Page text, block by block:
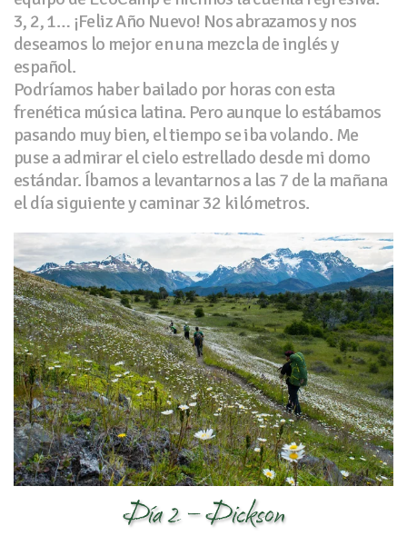
3, 2, 1… ¡Feliz Año Nuevo! Nos abrazamos y nos
deseamos lo mejor en una mezcla de inglés y
español.
Podríamos haber bailado por horas con esta
frenética música latina. Pero aunque lo estábamos
pasando muy bien, el tiempo se iba volando. Me
puse a admirar el cielo estrellado desde mi domo
estándar. Íbamos a levantarnos a las 7 de la mañana
el día siguiente y caminar 32 kilómetros.
Día 2 – Dickson